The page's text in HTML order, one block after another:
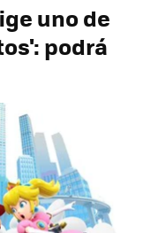
uno de
podrá